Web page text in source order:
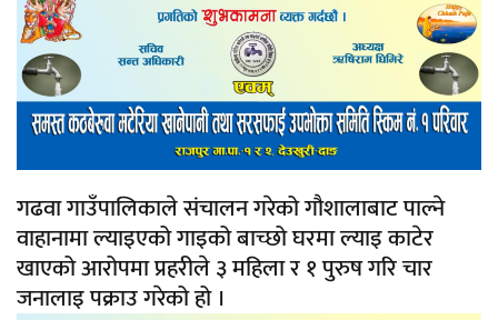
गढवा गाउँपालिकाले संचालन गरेको गौशालाबाट पाल्ने
वाहानामा ल्याइएको गाइको बाच्छो घरमा ल्याइ काटेर
खाएको आरोपमा प्रहरीले ३ महिला र १ पुरुष गरि चार
जनालाइ पक्राउ गरेको हो ।